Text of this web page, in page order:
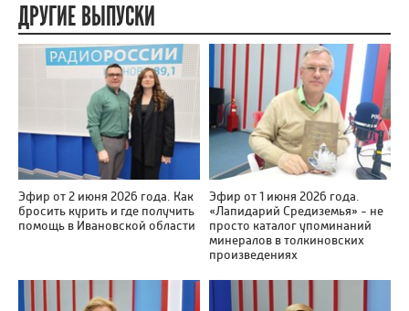
ДРУГИЕ ВЫПУСКИ
Эфир от 2 июня 2026 года. Как
бросить курить и где получить
помощь в Ивановской области
Эфир от 1 июня 2026 года.
«Лапидарий Средиземья» - не
просто каталог упоминаний
минералов в толкиновских
произведениях